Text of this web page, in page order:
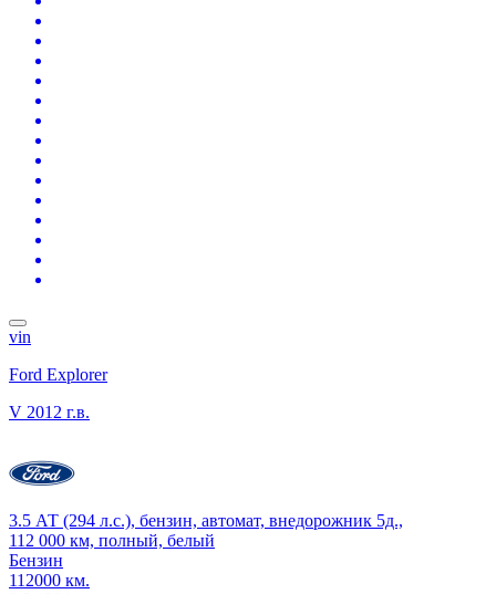
vin
Ford Explorer
V 2012 г.в.
3.5 АТ (294 л.с.), бензин, автомат, внедорожник 5д.,
112 000 км, полный, белый
Бензин
112000 км.